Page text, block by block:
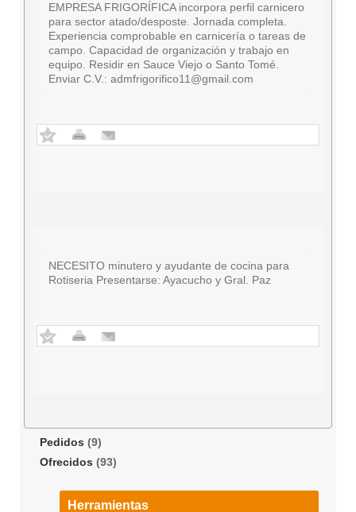
EMPRESA FRIGORÍFICA incorpora perfil carnicero
para sector atado/desposte. Jornada completa.
Experiencia comprobable en carnicería o tareas de
campo. Capacidad de organización y trabajo en
equipo. Residir en Sauce Viejo o Santo Tomé.
Enviar C.V.: admfrigorifico11@gmail.com
NECESITO minutero y ayudante de cocina para
Rotiseria Presentarse: Ayacucho y Gral. Paz
Pedidos (9)
Ofrecidos (93)
Herramientas